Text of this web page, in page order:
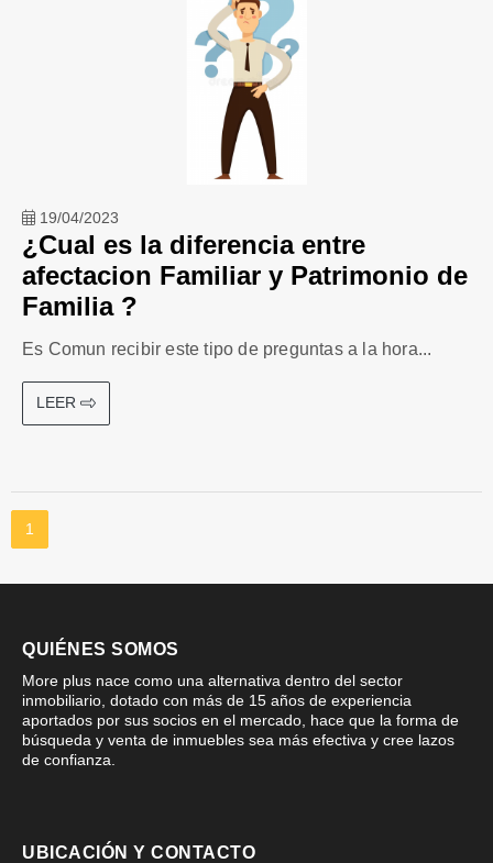
19/04/2023
¿Cual es la diferencia entre
afectacion Familiar y Patrimonio de
Familia ?
Es Comun recibir este tipo de preguntas a la hora...
LEER
1
QUIÉNES SOMOS
More plus nace como una alternativa dentro del sector
inmobiliario, dotado con más de 15 años de experiencia
aportados por sus socios en el mercado, hace que la forma de
búsqueda y venta de inmuebles sea más efectiva y cree lazos
de confianza.
UBICACIÓN Y CONTACTO